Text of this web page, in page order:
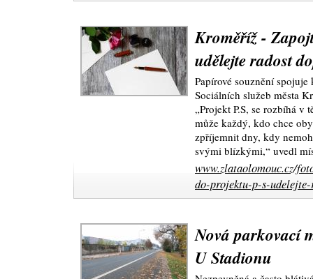
Kroměříž -
udělejte radost
Papírové souznění
Sociálních služeb města
„Projekt P.S, se rozbíhá v
může každý, kdo chce
zpříjemnit dny, kdy
svými blízkými,“ uvedl
www.zlataolomouc.cz/
do-projektu-p-s-
Nová parkovací
U Stadionu